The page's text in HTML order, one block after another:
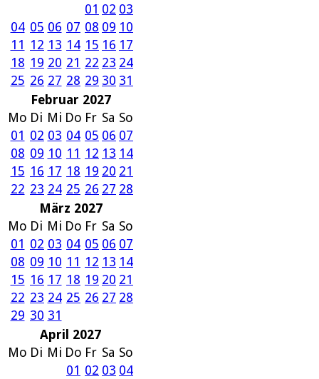
01 02 03
04 05 06 07 08 09 10
11 12 13 14 15 16 17
18 19 20 21 22 23 24
25 26 27 28 29 30 31
Februar 2027
Mo Di Mi Do Fr Sa So
01 02 03 04 05 06 07
08 09 10 11 12 13 14
15 16 17 18 19 20 21
22 23 24 25 26 27 28
März 2027
Mo Di Mi Do Fr Sa So
01 02 03 04 05 06 07
08 09 10 11 12 13 14
15 16 17 18 19 20 21
22 23 24 25 26 27 28
29 30 31
April 2027
Mo Di Mi Do Fr Sa So
01 02 03 04